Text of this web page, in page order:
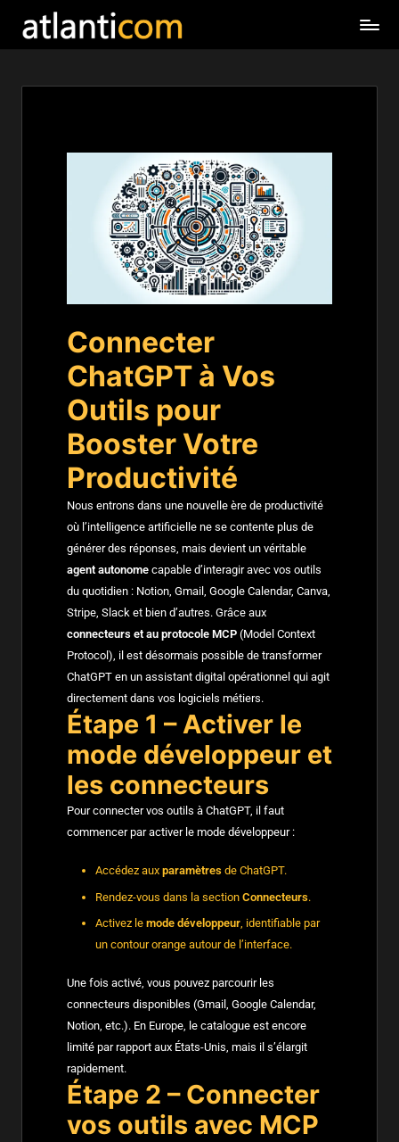
Connecter
ChatGPT à Vos
Outils pour
Booster Votre
Productivité
Nous entrons dans une nouvelle ère de productivité
où l’intelligence artificielle ne se contente plus de
générer des réponses, mais devient un véritable
agent autonome capable d’interagir avec vos outils
du quotidien : Notion, Gmail, Google Calendar, Canva,
Stripe, Slack et bien d’autres. Grâce aux
connecteurs et au protocole MCP (Model Context
Protocol), il est désormais possible de transformer
ChatGPT en un assistant digital opérationnel qui agit
directement dans vos logiciels métiers.
Étape 1 – Activer le
mode développeur et
les connecteurs
Pour connecter vos outils à ChatGPT, il faut
commencer par activer le mode développeur :
Accédez aux paramètres de ChatGPT.
Rendez-vous dans la section Connecteurs.
Activez le mode développeur , identifiable par
un contour orange autour de l’interface.
Une fois activé, vous pouvez parcourir les
connecteurs disponibles (Gmail, Google Calendar,
Notion, etc.). En Europe, le catalogue est encore
limité par rapport aux États-Unis, mais il s’élargit
rapidement.
Étape 2 – Connecter
vos outils avec MCP